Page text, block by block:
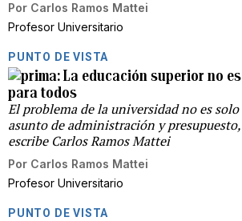
Por Carlos Ramos Mattei
Profesor Universitario
PUNTO DE VISTA
La educación​ superior no es
para todos
El problema de la universidad no es solo
asunto de administración y presupuesto,
escribe Carlos Ramos Mattei
Por Carlos Ramos Mattei
Profesor Universitario
PUNTO DE VISTA